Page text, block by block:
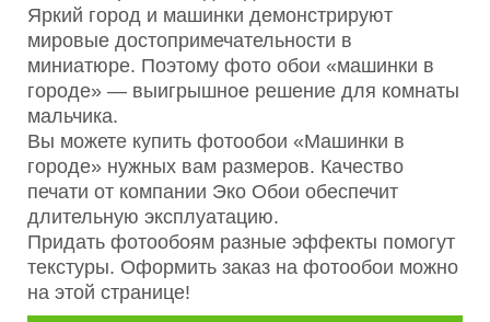
Яркий город и машинки демонстрируют
мировые достопримечательности в
миниатюре. Поэтому фото обои «машинки в
городе» — выигрышное решение для комнаты
мальчика.
Вы можете купить фотообои «Машинки в
городе» нужных вам размеров. Качество
печати от компании Эко Обои обеспечит
длительную эксплуатацию.
Придать фотообоям разные эффекты помогут
текстуры. Оформить заказ на фотообои можно
на этой странице!